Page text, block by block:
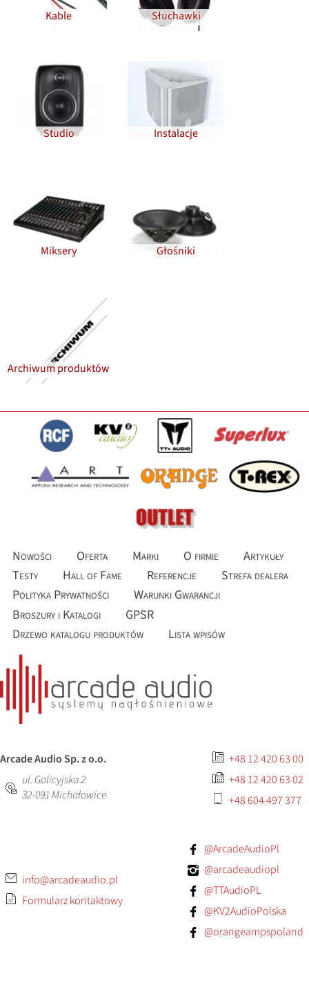
Kable Słuchawki
Studio Instalacje
Miksery Głośniki
Archiwum produktów
Nowości Oferta Marki O firmie
Artykuły
Testy
Hall of Fame Referencje
Strefa dealera
Polityka Prywatności
Warunki Gwarancji
Broszury i Katalogi
GPSR
Drzewo katalogu produktów
Lista wpisów
Arcade Audio Sp. z o.o.
ul. Galicyjska 2
32-091Michałowice
+48 12 420 63 00
+48 12 420 63 02
+48 604 497 377
info@arcadeaudio.pl
Formularz kontaktowy
@ArcadeAudioPl
@arcadeaudiopl
@TTAudioPL
@KV2AudioPolska
@orangeampspoland